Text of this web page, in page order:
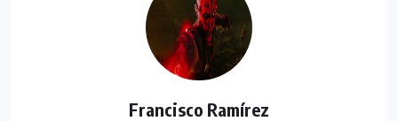
Francisco Ramírez